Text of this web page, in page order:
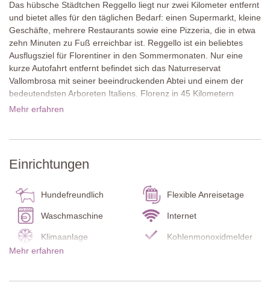
Das hübsche Städtchen Reggello liegt nur zwei Kilometer entfernt
und bietet alles für den täglichen Bedarf: einen Supermarkt, kleine
Geschäfte, mehrere Restaurants sowie eine Pizzeria, die in etwa
zehn Minuten zu Fuß erreichbar ist. Reggello ist ein beliebtes
Ausflugsziel für Florentiner in den Sommermonaten. Nur eine
kurze Autofahrt entfernt befindet sich das Naturreservat
Vallombrosa mit seiner beeindruckenden Abtei und einem der
bedeutendsten Arboreten Italiens. Florenz in 45 Kilometern
Entfernung und Arezzo, das in weniger als einer Stunde erreicht
kleineren Bauernhäusern. Das Ferienhaus liegt zum Tal hin
Terrasse an der Seite und eine große Balkonterrasse auf der
Rückseite bieten schöne Plätze zum Entspannen im Freien. Der
Garten mit dem herrlich gelegenen Pool befindet sich unterhalb
ders Ferienhauses und steht ausschließlich den Gästen von Casa
Tramonte zur Verfügung.
Komfort: 200 Quadratmeter Wohnfläche, offene Raumgestaltung,
Mehr erfahren
Einrichtungen
Hundefreundlich Flexible Anreisetage
Waschmaschine Internet
Klimaanlage Kohlenmonoxidmelder
Rauchmelder
Mehr erfahren